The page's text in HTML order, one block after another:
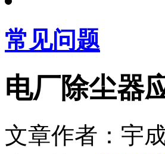
常见问题
电厂除尘器
文章作者：